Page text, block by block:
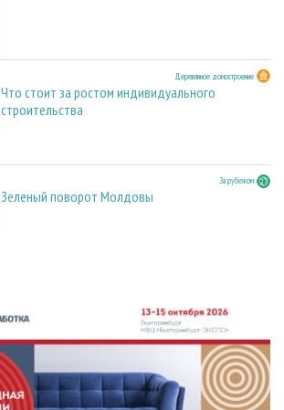
Деревянное домостроение
Что стоит за ростом индивидуального
строительства
За рубежом
Зеленый поворот Молдовы